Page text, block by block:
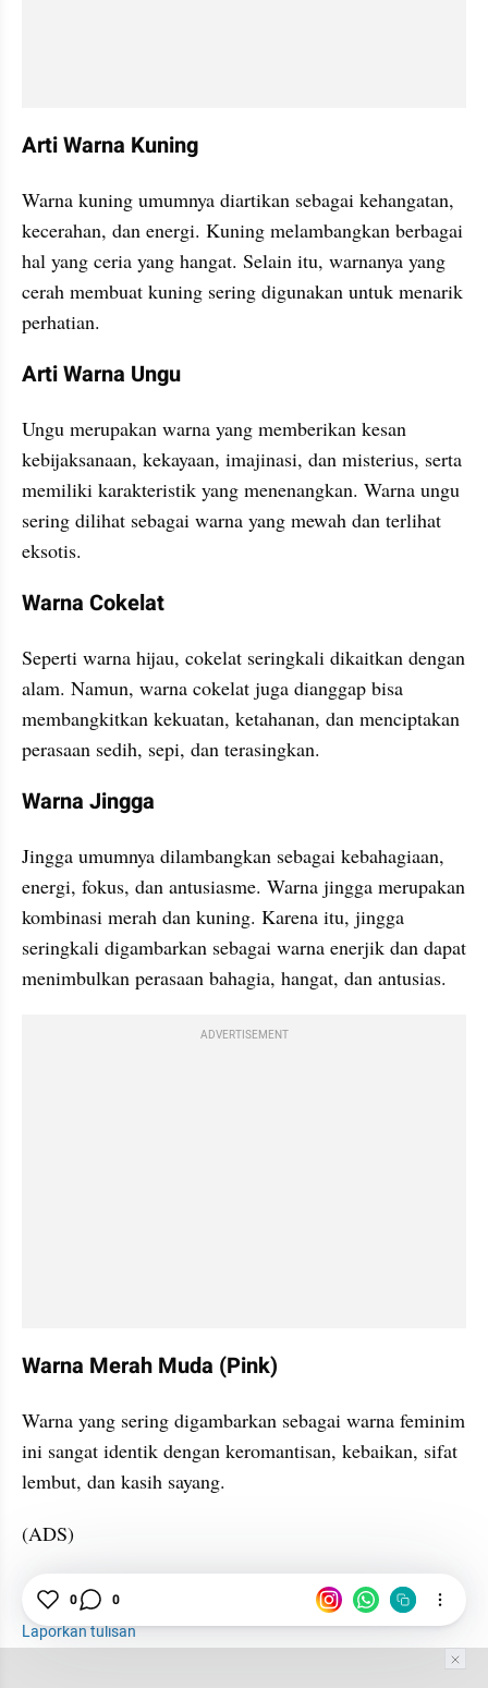
Arti Warna Kuning
Warna kuning umumnya diartikan sebagai kehangatan,
kecerahan, dan energi. Kuning melambangkan berbagai
hal yang ceria yang hangat. Selain itu, warnanya yang
cerah membuat kuning sering digunakan untuk menarik
perhatian.
Arti Warna Ungu
Ungu merupakan warna yang memberikan kesan
kebijaksanaan, kekayaan, imajinasi, dan misterius, serta
memiliki karakteristik yang menenangkan. Warna ungu
sering dilihat sebagai warna yang mewah dan terlihat
eksotis.
Warna Cokelat
Seperti warna hijau, cokelat seringkali dikaitkan dengan
alam. Namun, warna cokelat juga dianggap bisa
membangkitkan kekuatan, ketahanan, dan menciptakan
perasaan sedih, sepi, dan terasingkan.
Warna Jingga
Jingga umumnya dilambangkan sebagai kebahagiaan,
energi, fokus, dan antusiasme. Warna jingga merupakan
kombinasi merah dan kuning. Karena itu, jingga
seringkali digambarkan sebagai warna enerjik dan dapat
menimbulkan perasaan bahagia, hangat, dan antusias.
ADVERTISEMENT
Warna Merah Muda (Pink)
Warna yang sering digambarkan sebagai warna feminim
ini sangat identik dengan keromantisan, kebaikan, sifat
lembut, dan kasih sayang.
(ADS)
Warna
Psikologi Warna
Laporkan tulisan
0 0